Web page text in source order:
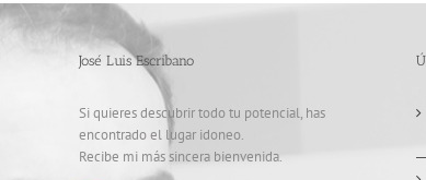
José Luis Escribano
Si quieres descubrir todo tu potencial, has
encontrado el lugar idoneo.
Recibe mi más sincera bienvenida.